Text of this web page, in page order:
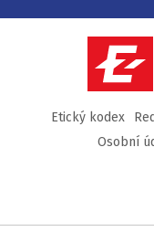
Etický kodex
Osobní